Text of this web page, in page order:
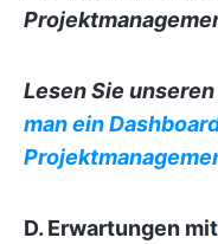
Lesen Sie
man ein
D. Erwartungen mit